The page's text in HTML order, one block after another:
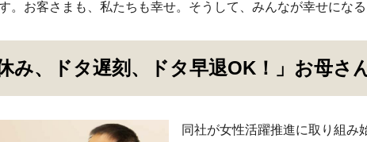
。お客さまも、私たちも幸せ。そうして、みんなが幸せにな
み、ドタ遅刻、ドタ早退OK！」お母
同社が女性活躍推進に取り組み